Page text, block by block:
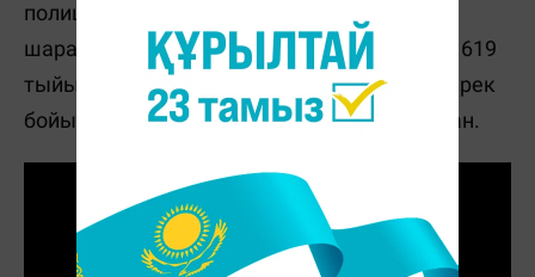
полиция бөлімшелері жүргізген жедел іс-
шаралар нәтижесінде заңсыз айналымнан 619
тыйым салынған зат тәркіленіп, барлық дерек
бойынша соталды тергеп-тексеру басталған.